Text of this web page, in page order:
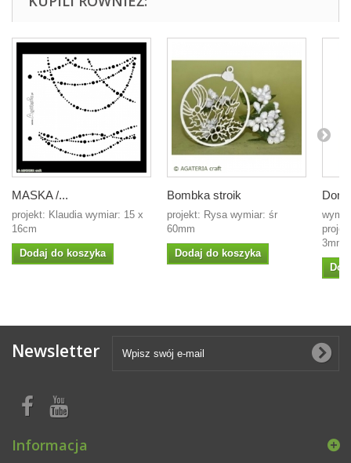
MASKA /...
projekt: Klaudia wymiar: 15 x
16cm
Dodaj do koszyka
Bombka stroik
projekt: Rysa wymiar: śr
60mm
Dodaj do koszyka
3mm
Newsletter
Informacja